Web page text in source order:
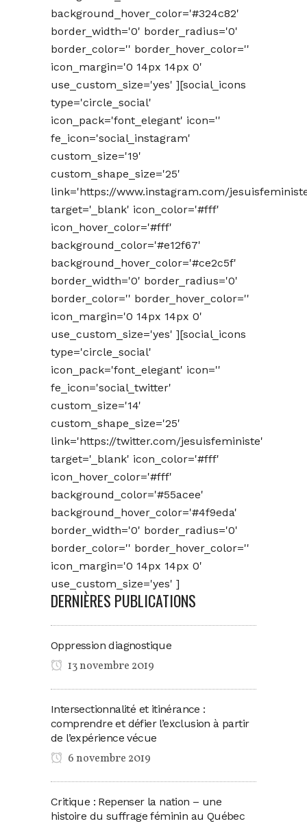
background_hover_color='#324c82'
border_width='0' border_radius='0'
border_color='' border_hover_color=''
icon_margin='0 14px 14px 0'
use_custom_size='yes' ][social_icons
type='circle_social'
icon_pack='font_elegant' icon=''
fe_icon='social_instagram'
custom_size='19'
custom_shape_size='25'
link='https://www.instagram.com/
target='_blank' icon_color='#fff'
icon_hover_color='#fff'
background_color='#e12f67'
background_hover_color='#ce2c5f'
border_width='0' border_radius='0'
border_color='' border_hover_color=''
icon_margin='0 14px 14px 0'
use_custom_size='yes' ][social_icons
type='circle_social'
icon_pack='font_elegant' icon=''
fe_icon='social_twitter'
custom_size='14'
custom_shape_size='25'
link='https://twitter.com/jesuisfeministe'
target='_blank' icon_color='#fff'
icon_hover_color='#fff'
background_color='#55acee'
background_hover_color='#4f9eda'
border_width='0' border_radius='0'
border_color='' border_hover_color=''
icon_margin='0 14px 14px 0'
use_custom_size='yes' ]
DERNIÈRES PUBLICATIONS
Oppression diagnostique
13 novembre 2019
Intersectionnalité et itinérance :
comprendre et défier l’exclusion à partir
de l’expérience vécue
6 novembre 2019
Critique : Repenser la nation – une
histoire du suffrage féminin au Québec